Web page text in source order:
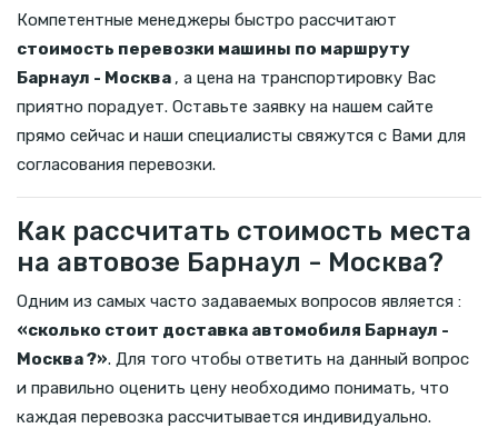
Компетентные менеджеры быстро рассчитают
стоимость перевозки машины по маршруту
Барнаул - Москва , а цена на транспортировку Вас
приятно порадует. Оставьте заявку на нашем сайте
прямо сейчас и наши специалисты свяжутся с Вами для
согласования перевозки.
Как рассчитать стоимость места
на автовозе Барнаул - Москва?
Одним из самых часто задаваемых вопросов является :
«сколько стоит доставка автомобиля Барнаул -
Москва ?». Для того чтобы ответить на данный вопрос
и правильно оценить цену необходимо понимать, что
каждая перевозка рассчитывается индивидуально.